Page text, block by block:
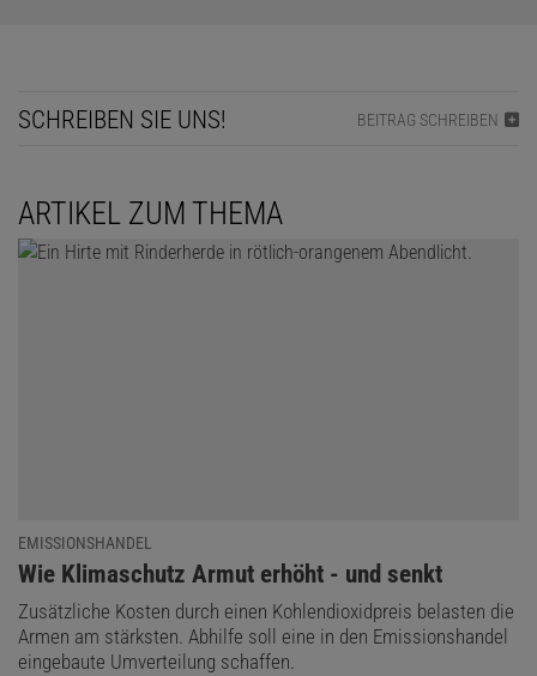
SCHREIBEN SIE UNS! BEITRAG SCHREIBEN
ARTIKEL ZUM THEMA
EMISSIONSHANDEL
:
Wie Klimaschutz Armut erhöht - und senkt
Zusätzliche Kosten durch einen Kohlendioxidpreis belasten die
Armen am stärksten. Abhilfe soll eine in den Emissionshandel
eingebaute Umverteilung schaffen.